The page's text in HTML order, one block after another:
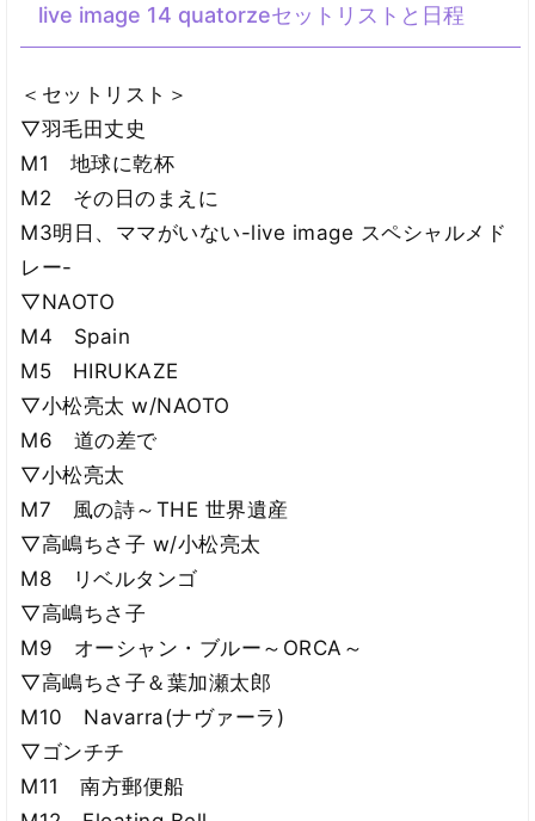
live image 14 quatorzeセットリストと日程
＜セットリスト＞
▽羽毛田丈史
M1 地球に乾杯
M2 その日のまえに
M3明日、ママがいない-live image スペシャルメド
レー-
▽NAOTO
M4 Spain
M5 HIRUKAZE
▽小松亮太 w/NAOTO
M6 道の差で
▽小松亮太
M7 風の詩～THE 世界遺産
▽高嶋ちさ子 w/小松亮太
M8 リベルタンゴ
▽高嶋ちさ子
M9 オーシャン・ブルー～ORCA～
▽高嶋ちさ子＆葉加瀬太郎
M10 Navarra(ナヴァーラ)
▽ゴンチチ
M11 南方郵便船